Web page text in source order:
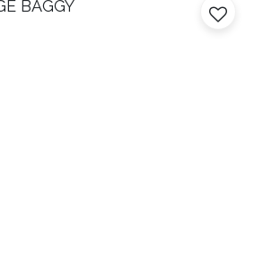
BAGGY